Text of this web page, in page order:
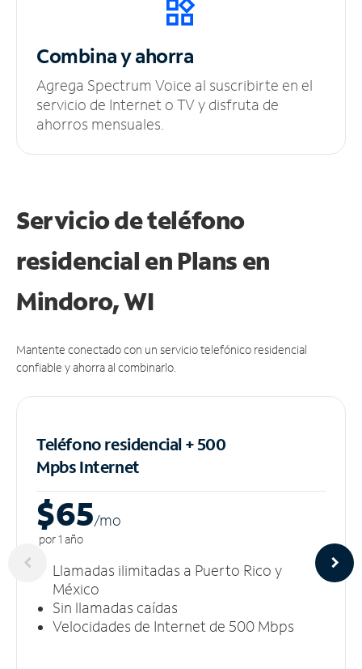
Combina y ahorra
Agrega Spectrum Voice al suscribirte en el
servicio de Internet o TV y disfruta de
ahorros mensuales.
Servicio de teléfono
residencial en Plans en
Mindoro, WI
Mantente conectado con un servicio telefónico residencial
confiable y ahorra al combinarlo.
Teléfono residencial + 500
MpbsInternet
$65/mo
por 1 año
Llamadas ilimitadas a Puerto Rico y
México
Sin llamadas caídas
Velocidades de Internet de 500 Mbps